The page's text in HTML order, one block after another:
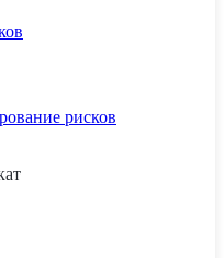
рисков